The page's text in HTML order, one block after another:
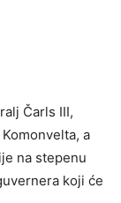
Čarls III,
a
na stepenu
koji će